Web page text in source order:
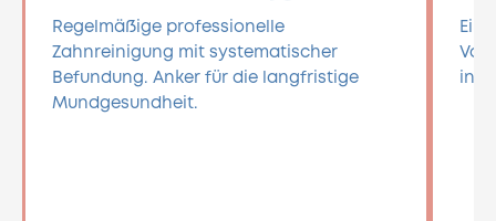
Regelmäßige professionelle
Zahnreinigung mit systematischer
Befundung. Anker für die langfristige
Mundgesundheit.
in